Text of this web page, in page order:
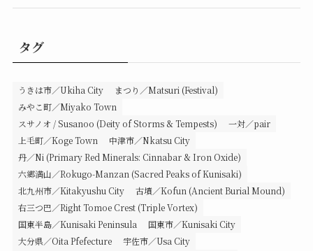
タグ
うきは市／Ukiha City
まつり／Matsuri (Festival)
みやこ町／Miyako Town
スサノオ / Susanoo (Deity of Storms & Tempests)
一対／pair
上毛町／Koge Town
中津市／Nkatsu City
丹／Ni (Primary Red Minerals: Cinnabar & Iron Oxide)
六郷満山／Rokugo-Manzan (Sacred Peaks of Kunisaki)
北九州市／Kitakyushu City
古墳／Kofun (Ancient Burial Mound)
右三つ巴／Right Tomoe Crest (Triple Vortex)
国東半島／Kunisaki Peninsula
国東市／Kunisaki City
大分県／Oita Pfefecture
宇佐市／Usa City